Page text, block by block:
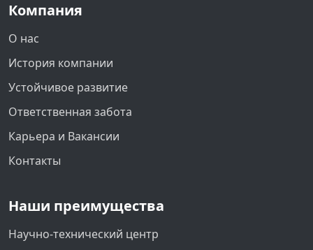
Компания
О нас
История компании
Устойчивое развитие
Ответственная забота
Карьера и Вакансии
Контакты
Наши преимущества
Научно-технический центр